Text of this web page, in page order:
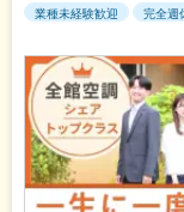
業種未経験歓迎
完全週